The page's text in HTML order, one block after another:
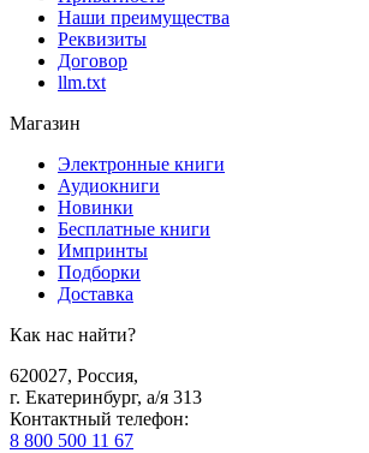
Наши преимущества
Реквизиты
Договор
llm.txt
Магазин
Электронные книги
Аудиокниги
Новинки
Бесплатные книги
Импринты
Подборки
Доставка
Как нас найти?
620027, Россия,
г. Екатеринбург, а/я 313
Контактный телефон:
8 800 500 11 67